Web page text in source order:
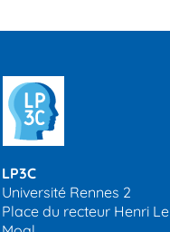
LP3C
Université Rennes 2
Place du recteur Henri Le